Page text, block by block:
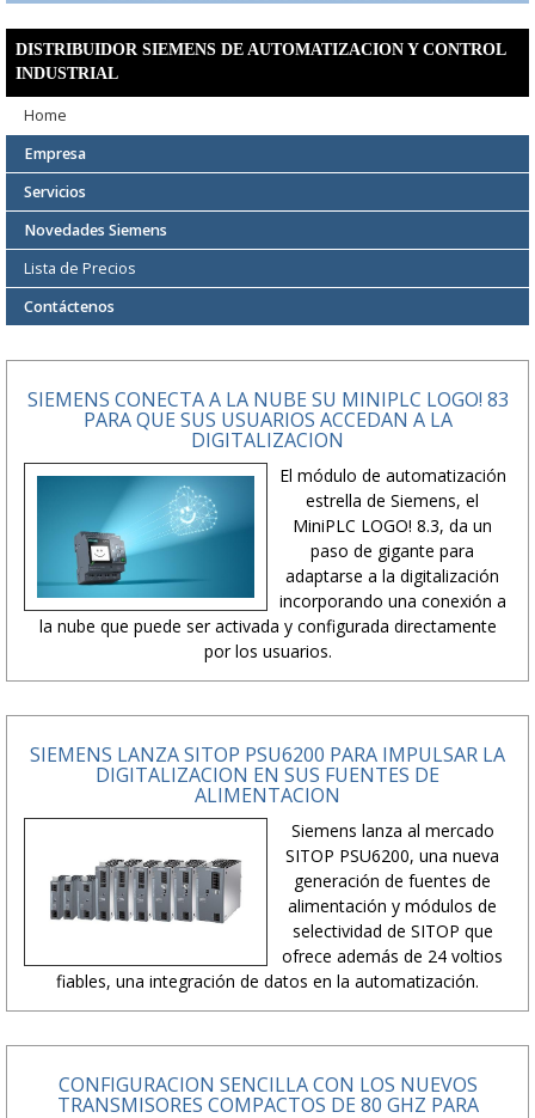
DISTRIBUIDOR SIEMENS DE AUTOMATIZACION Y CONTROL
INDUSTRIAL
Home
Empresa
Servicios
Novedades Siemens
Lista de Precios
Contáctenos
SIEMENS CONECTA A LA NUBE SU MINIPLC LOGO! 83
PARA QUE SUS USUARIOS ACCEDAN A LA
DIGITALIZACION
El módulo de automatización
estrella de Siemens, el
MiniPLC LOGO! 8.3, da un
paso de gigante para
adaptarse a la digitalización
incorporando una conexión a
la nube que puede ser activada y configurada directamente
por los usuarios.
SIEMENS LANZA SITOP PSU6200 PARA IMPULSAR LA
DIGITALIZACION EN SUS FUENTES DE
ALIMENTACION
Siemens lanza al mercado
SITOP PSU6200, una nueva
generación de fuentes de
alimentación y módulos de
selectividad de SITOP que
ofrece además de 24 voltios
fiables, una integración de datos en la automatización.
CONFIGURACION SENCILLA CON LOS NUEVOS
TRANSMISORES COMPACTOS DE 80 GHZ PARA